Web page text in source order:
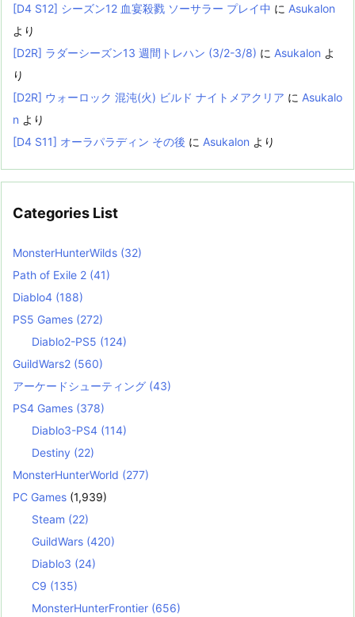
[D4 S12] シーズン12 血宴殺戮 ソーサラー プレイ中 に Asukalon
より
[D2R] ラダーシーズン13 週間トレハン (3/2-3/8) に Asukalon よ
り
[D2R] ウォーロック 混沌(火) ビルド ナイトメアクリア に Asukalo
n より
[D4 S11] オーラパラディン その後 に Asukalon より
Categories List
MonsterHunterWilds (32)
Path of Exile 2 (41)
Diablo4 (188)
PS5 Games (272)
Diablo2-PS5 (124)
GuildWars2 (560)
アーケードシューティング (43)
PS4 Games (378)
Diablo3-PS4 (114)
Destiny (22)
MonsterHunterWorld (277)
PC Games (1,939)
Steam (22)
GuildWars (420)
Diablo3 (24)
C9 (135)
MonsterHunterFrontier (656)